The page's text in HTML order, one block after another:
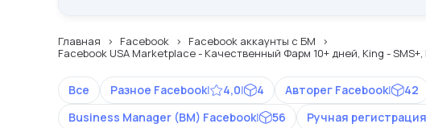
Главная Facebook
Facebook аккаунты с БМ
Facebook USA Marketplace - Качественный Фарм 10+ дней, King -
Все Разное Facebook| 4,0| 4 Авторег Facebook| 42
Business Manager (BM) Facebook| 56 Ручная